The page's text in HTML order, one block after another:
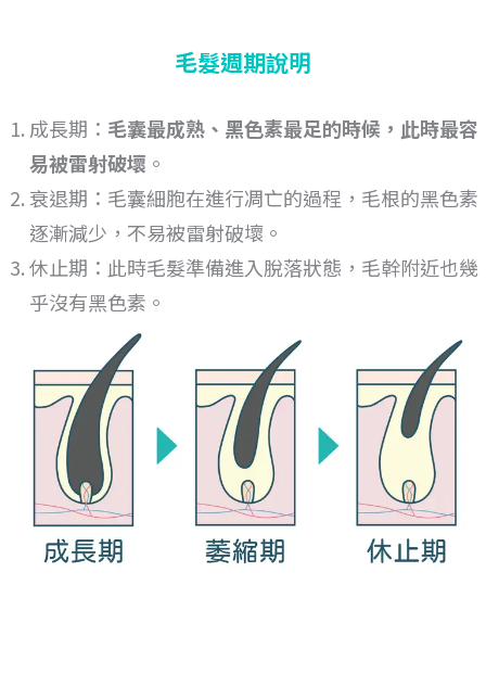
毛髮週期說明
成長期： 毛囊最成熟、黑色素最足的時候，此時最容
易被雷射破壞 。
衰退期：毛囊細胞在進行凋亡的過程，毛根的黑色素
逐漸減少，不易被雷射破壞。
休止期：此時毛髮準備進入脫落狀態，毛幹附近也幾
乎沒有黑色素。